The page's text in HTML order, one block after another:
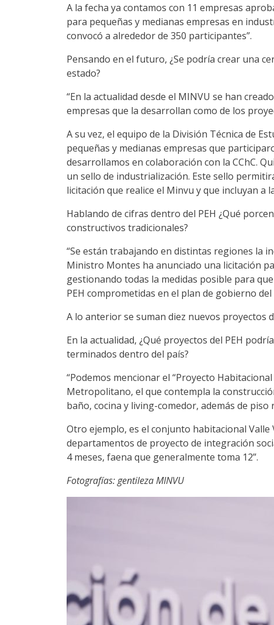
A la fecha ya contamos con 11 empresas
para pequeñas y medianas empresas en
convocó a alrededor de 350 participantes”.
Pensando en el futuro, ¿Se podría crear una
estado?
“En la actualidad desde el MINVU se han
empresas que la desarrollan como de los
A su vez, el equipo de la División Técnica de
pequeñas y medianas empresas que
desarrollamos en colaboración con la CChC.
un sello de industrialización. Este sello
licitación que realice el Minvu y que incluyan a
Hablando de cifras dentro del PEH ¿Qué
constructivos tradicionales?
“Se están trabajando en distintas regiones la
Ministro Montes ha anunciado una licitación
gestionando todas la medidas posible para
PEH comprometidas en el plan de gobierno
A lo anterior se suman diez nuevos proyectos
En la actualidad, ¿Qué proyectos del PEH
terminados dentro del país?
“Podemos mencionar el “Proyecto
Metropolitano, el que contempla la
baño, cocina y living-comedor, además de
Otro ejemplo, es el conjunto habitacional
departamentos de proyecto de integración
4 meses, faena que generalmente toma 12”.
Fotografías: gentileza MINVU